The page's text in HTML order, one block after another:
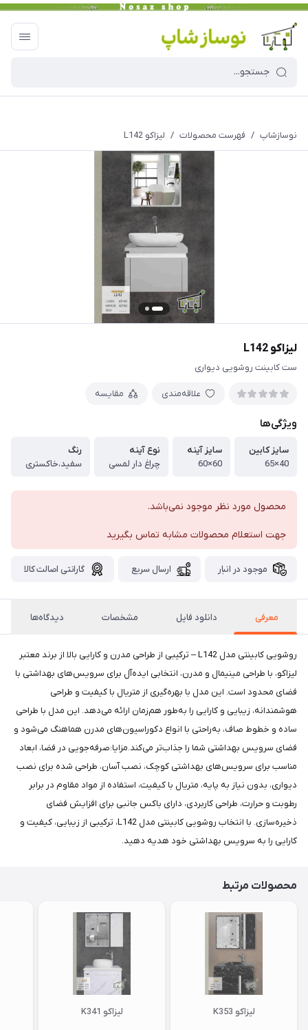
نوسازشاپ / فهرست محصولات / لیزاکو L142
لیزاکو L142
ست کابینت روشویی دیواری
علاقه‌مندی مقایسه
ویژگی‌ها
سایز کابین
40×65
سایز آینه
60×60
نوع آینه
چراغ دار لمسی
رنگ
سفید،خاکستری
محصول مورد نظر موجود نمی‌باشد.
جهت استعلام محصولات مشابه تماس بگیرید
موجود در انبار ارسال سریع گارانتی اصالت کالا
معرفی دانلود فایل مشخصات دیدگاه‌ها
روشویی کابینتی مدل L142 – ترکیبی از طراحی مدرن و کارایی بالا از برند معتبر
لیزاکو، با طراحی مینیمال و مدرن، انتخابی ایده‌آل برای سرویس‌های بهداشتی با
فضای محدود است. این مدل با بهره‌گیری از متریال با کیفیت و طراحی
هوشمندانه، زیبایی و کارایی را به‌طور هم‌زمان ارائه می‌دهد. این مدل با طراحی
ساده و خطوط صاف، به‌راحتی با انواع دکوراسیون‌های مدرن هماهنگ می‌شود و
فضای سرویس بهداشتی شما را جذاب‌تر می‌کند.مزایا:صرفه‌جویی در فضا، ابعاد
مناسب برای سرویس‌های بهداشتی کوچک، نصب آسان، طراحی شده برای نصب
دیواری، بدون نیاز به پایه، متریال با کیفیت، استفاده از مواد مقاوم در برابر
رطوبت و حرارت، طراحی کاربردی، دارای باکس جانبی برای افزایش فضای
ذخیره‌سازی. با انتخاب روشویی کابینتی مدل L142، ترکیبی از زیبایی، کیفیت و
کارایی را به سرویس بهداشتی خود هدیه دهید.
محصولات مرتبط
لیزاکو K353 لیزاکو K341